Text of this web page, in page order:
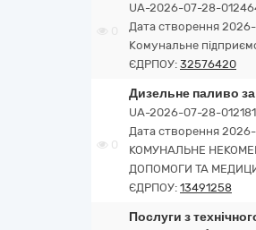
UA-2026-07-28-
Дата створення
Комунальне
ЄДРПОУ: 32576420
0
Дизельне паливо
UA-2026-07-28-
Дата створення
КОМУНАЛЬНЕ
ДОПОМОГИ ТА
ЄДРПОУ: 13491258
Послуги з